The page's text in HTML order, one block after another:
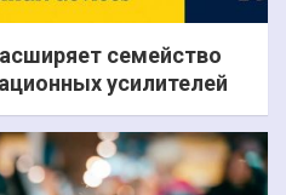
семейство
усилителей